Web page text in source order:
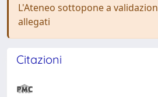
L'Ateneo sottopone a
allegati
Citazioni